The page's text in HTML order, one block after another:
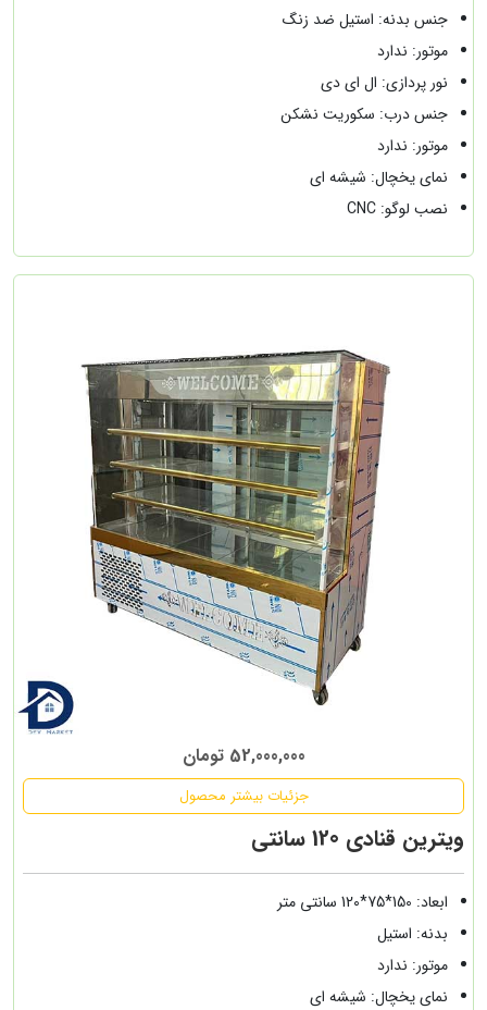
جنس بدنه: استیل ضد زنگ
موتور: ندارد
نور پردازی: ال ای دی
جنس درب: سکوریت نشکن
موتور: ندارد
نمای یخچال: شیشه ای
نصب لوگو: CNC
52,000,000 تومان
جزئیات بیشتر محصول
ویترین قنادی 120 سانتی
ابعاد: 150*75*120 سانتی متر
بدنه: استیل
موتور: ندارد
نمای یخچال: شیشه ای